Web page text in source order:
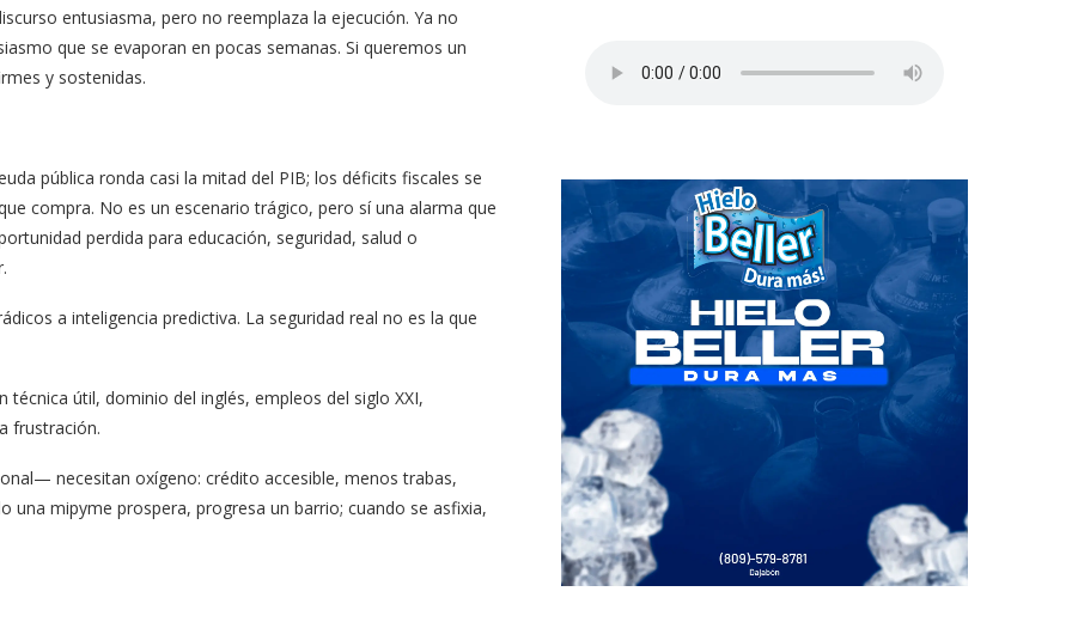
entusiasma, pero no reemplaza la ejecución. Ya no
que se evaporan en pocas semanas. Si queremos un
y sostenidas.
pública ronda casi la mitad del PIB; los déficits fiscales se
compra. No es un escenario trágico, pero sí una alarma que
perdida para educación, seguridad, salud o
a inteligencia predictiva. La seguridad real no es la que
útil, dominio del inglés, empleos del siglo XXI,
frustración.
necesitan oxígeno: crédito accesible, menos trabas,
una mipyme prospera, progresa un barrio; cuando se asfixia,